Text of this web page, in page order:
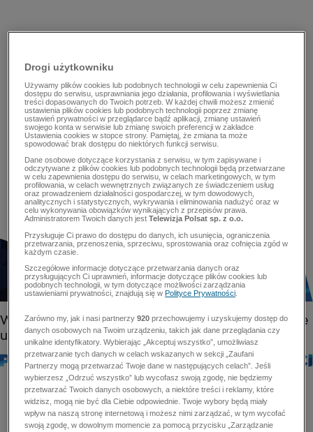
Drogi użytkowniku
Używamy plików cookies lub podobnych technologii w celu zapewnienia Ci
dostępu do serwisu, usprawniania jego działania, profilowania i wyświetlania
treści dopasowanych do Twoich potrzeb. W każdej chwili możesz zmienić
ustawienia plików cookies lub podobnych technologii poprzez zmianę
ustawień prywatności w przeglądarce bądź aplikacji, zmianę ustawień
swojego konta w serwisie lub zmianę swoich preferencji w zakładce
Ustawienia cookies w stopce strony. Pamiętaj, że zmiana ta może
spowodować brak dostępu do niektórych funkcji serwisu.
Dane osobowe dotyczące korzystania z serwisu, w tym zapisywane i
odczytywane z plików cookies lub podobnych technologii będą przetwarzane
w celu zapewnienia dostępu do serwisu, w celach marketingowych, w tym
profilowania, w celach wewnętrznych związanych ze świadczeniem usług
oraz prowadzeniem działalności gospodarczej, w tym dowodowych,
analitycznych i statystycznych, wykrywania i eliminowania nadużyć oraz w
celu wykonywania obowiązków wynikających z przepisów prawa.
Administratorem Twoich danych jestTelewizja Polsat sp. z o.o.
Przysługuje Ci prawo do dostępu do danych, ich usunięcia, ograniczenia
przetwarzania, przenoszenia, sprzeciwu, sprostowania oraz cofnięcia zgód w
każdym czasie.
Szczegółowe informacje dotyczące przetwarzania danych oraz
przysługujących Ci uprawnień, informacje dotyczące plików cookies lub
podobnych technologii, w tym dotyczące możliwości zarządzania
ustawieniami prywatności, znajdują się wPolityce Prywatności
Zarówno my, jak i nasi partnerzy920 przechowujemy i uzyskujemy dostęp do
danych osobowych na Twoim urządzeniu, takich jak dane przeglądania czy
unikalne identyfikatory. Wybierając „Akceptuj wszystko”, umożliwiasz
przetwarzanie tych danych w celach wskazanych w sekcji „Zaufani
Partnerzy mogą przetwarzać Twoje dane w następujących celach”. Jeśli
wybierzesz „Odrzuć wszystko” lub wycofasz swoją zgodę, nie będziemy
przetwarzać Twoich danych osobowych, a niektóre treści i reklamy, które
widzisz, mogą nie być dla Ciebie odpowiednie. Twoje wybory będą miały
wpływ na naszą stronę internetową i możesz nimi zarządzać, w tym wycofać
swoją zgodę, w dowolnym momencie za pomocą przycisku „Zarządzanie